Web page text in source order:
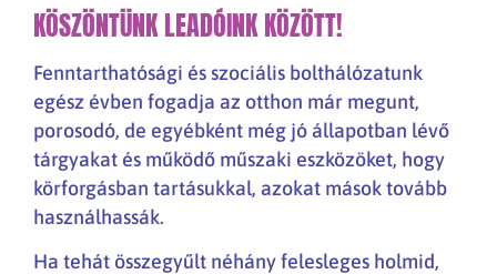
KÖSZÖNTÜNK LEADÓINK KÖZÖTT!
Fenntarthatósági és szociális bolthálózatunk
egész évben fogadja az otthon már megunt,
porosodó, de egyébként még jó állapotban lévő
tárgyakat és működő műszaki eszközöket, hogy
körforgásban tartásukkal, azokat mások tovább
használhassák.
Ha tehát összegyűlt néhány felesleges holmid,